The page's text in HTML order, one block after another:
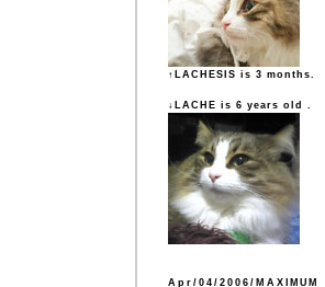
↑LACHESIS is 3 months.
↓LACHE is 6 years old .
Apr/04/2006/MAXIMUM